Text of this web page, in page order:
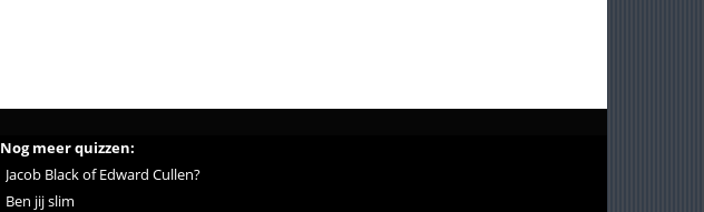
Nog meer quizzen:
Jacob Black of Edward Cullen?
Ben jij slim